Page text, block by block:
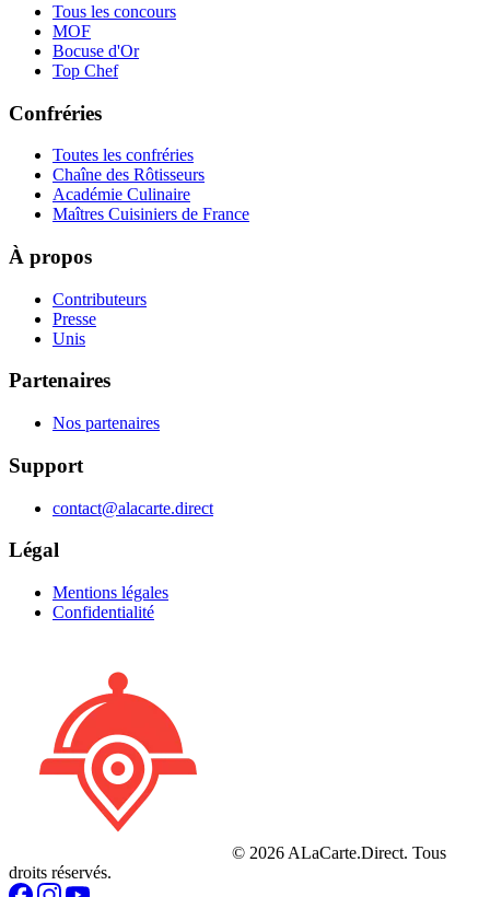
Tous les concours
MOF
Bocuse d'Or
Top Chef
Confréries
Toutes les confréries
Chaîne des Rôtisseurs
Académie Culinaire
Maîtres Cuisiniers de France
À propos
Contributeurs
Presse
Unis
Partenaires
Nos partenaires
Support
contact@alacarte.direct
Légal
Mentions légales
Confidentialité
© 2026 ALaCarte.Direct. Tous
droits réservés.